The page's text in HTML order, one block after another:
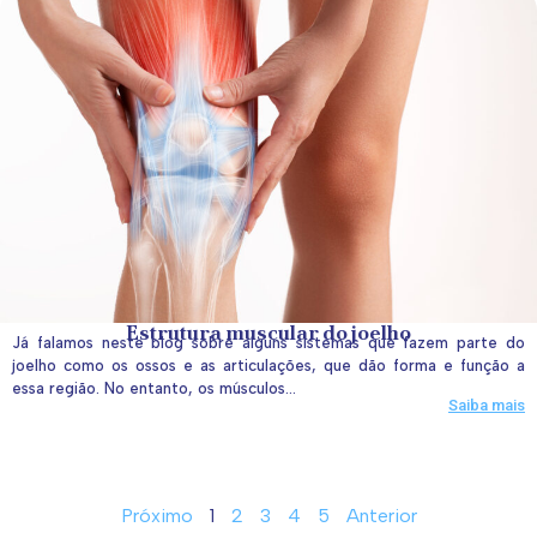
Estrutura muscular do joelho
Já falamos neste blog sobre alguns sistemas que fazem parte do
joelho como os ossos e as articulações, que dão forma e função a
essa região. No entanto, os músculos...
Saiba mais
Próximo 1 2 3 4 5 Anterior